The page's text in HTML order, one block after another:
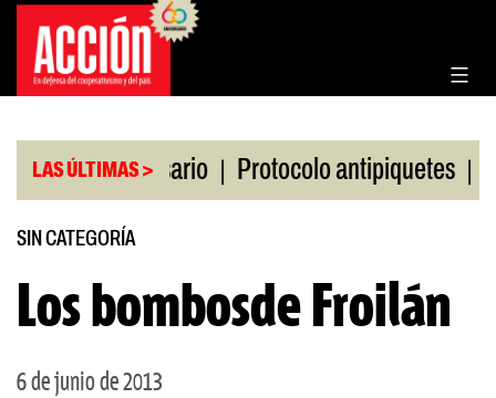
Saltar
contenido
LAS ÚLTIMAS >
Bolsa de Rosario | Protocolo antipiquetes |
SIN CATEGORÍA
Los bombosde Froilán
6 de junio de 2013